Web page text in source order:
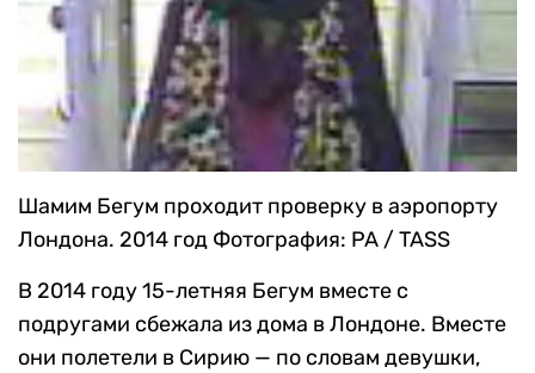
Шамим Бегум проходит проверку в аэропорту
Лондона. 2014 год Фотография: PA / TASS
В 2014 году 15-летняя Бегум вместе с
подругами сбежала из дома в Лондоне. Вместе
они полетели в Сирию — по словам девушки,